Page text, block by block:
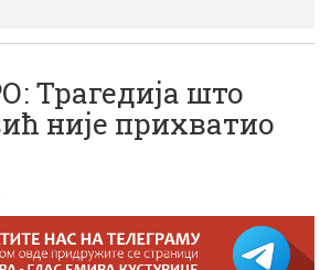
Трагедија што
није прихватио